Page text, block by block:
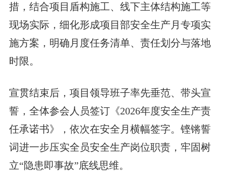
措，结合项目盾构施工、线下主体结构施工等
现场实际，细化形成项目部安全生产月专项实
施方案，明确月度任务清单、责任划分与落地
时限。
宣贯结束后，项目领导班子率先垂范、带头宣
誓，全体参会人员签订《2026年度安全生产责
任承诺书》，依次在安全月横幅签字。铿锵誓
词进一步压实全员安全生产岗位职责，牢固树
立“隐患即事故”底线思维。